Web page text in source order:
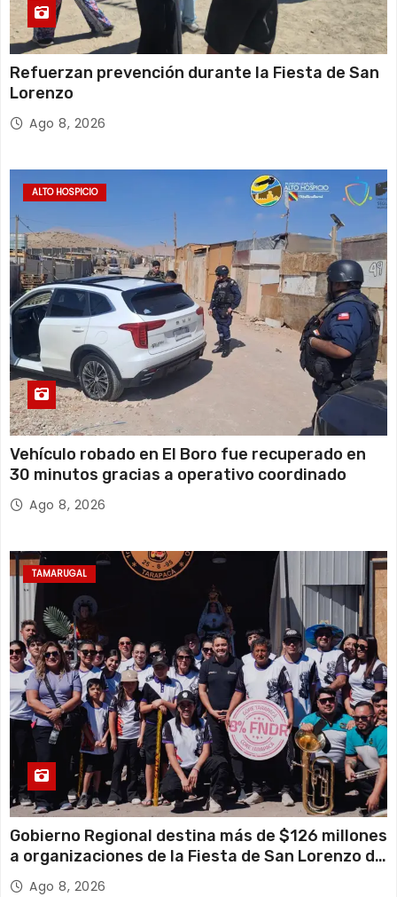
Refuerzan prevención durante la Fiesta de San
Lorenzo
Ago 8, 2026
ALTO HOSPICIO
Vehículo robado en El Boro fue recuperado en
30 minutos gracias a operativo coordinado
Ago 8, 2026
TAMARUGAL
Gobierno Regional destina más de $126 millones
a organizaciones de la Fiesta de San Lorenzo de
Tarapacá
Ago 8, 2026